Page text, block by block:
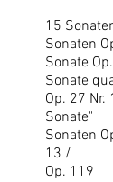
15
Sonaten
Sonate
Sonate
Op. 27
Sonate"
Sonaten
13 /
Op. 119